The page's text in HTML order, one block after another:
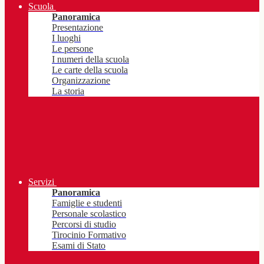
Scuola
Panoramica
Presentazione
I luoghi
Le persone
I numeri della scuola
Le carte della scuola
Organizzazione
La storia
Servizi
Panoramica
Famiglie e studenti
Personale scolastico
Percorsi di studio
Tirocinio Formativo
Esami di Stato